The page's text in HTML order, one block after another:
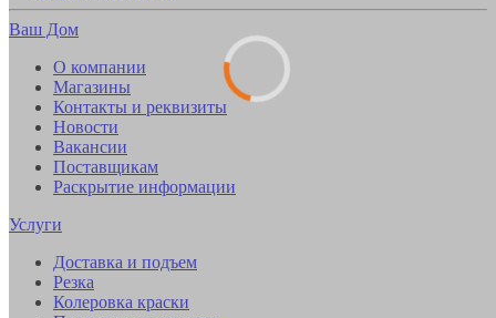
Ваш Дом
О компании
Магазины
Контакты и реквизиты
Новости
Вакансии
Поставщикам
Раскрытие информации
Услуги
Доставка и подъем
Резка
Колеровка краски